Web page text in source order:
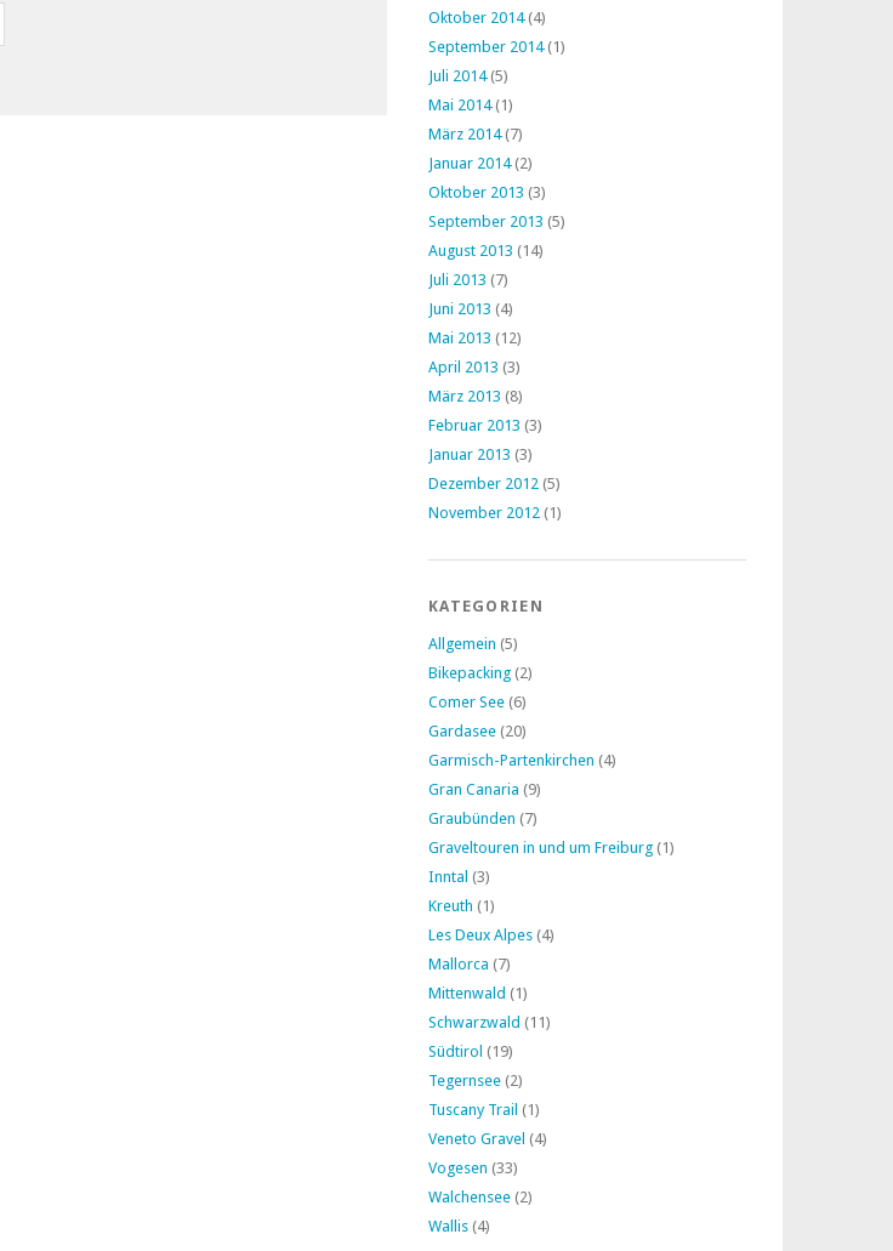
Oktober 2014(4)
September 2014(1)
Juli 2014(5)
Mai 2014(1)
März 2014(7)
Januar 2014(2)
Oktober 2013 (3)
September 2013 (5)
August 2013 (14)
Juli 2013 (7)
Juni 2013 (4)
Mai 2013 (12)
April 2013 (3)
März 2013 (8)
Februar 2013 (3)
Januar 2013 (3)
Dezember 2012 (5)
November 2012 (1)
KATEGORIEN
Allgemein (5)
Bikepacking (2)
Comer See (6)
Gardasee (20)
Garmisch-Partenkirchen (4)
Gran Canaria (9)
Graubünden (7)
Graveltouren in und um Freiburg (1)
Inntal (3)
Kreuth (1)
Les Deux Alpes (4)
Mallorca (7)
Mittenwald (1)
Schwarzwald (11)
Südtirol (19)
Tegernsee (2)
Tuscany Trail (1)
Veneto Gravel (4)
Vogesen (33)
Walchensee (2)
Wallis (4)